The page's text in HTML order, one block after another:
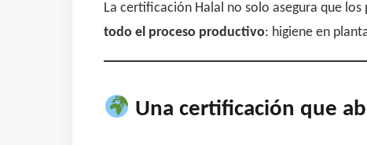
La certificación Halal no solo asegura que
todo el proceso productivo: higiene en
Una certificación que